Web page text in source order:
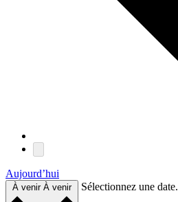
Aujourd’hui
À venir À venir Sélectionnez une date.